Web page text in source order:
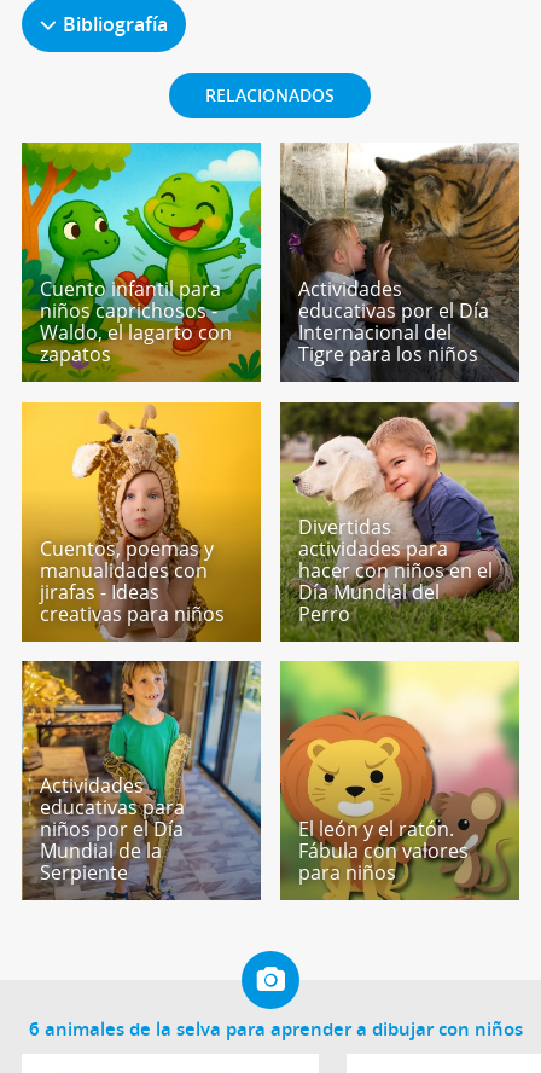
Bibliografía
RELACIONADOS
Cuento infantil para
niños caprichosos -
Waldo, el lagarto con
zapatos
Actividades
educativas por el Día
Internacional del
Tigre para los niños
Cuentos, poemas y
manualidades con
jirafas - Ideas
creativas para niños
Divertidas
actividades para
hacer con niños en el
Día Mundial del
Perro
Actividades
educativas para
niños por el Día
Mundial de la
Serpiente
El león y el ratón.
Fábula con valores
para niños
6 animales de la selva para aprender a dibujar con niños